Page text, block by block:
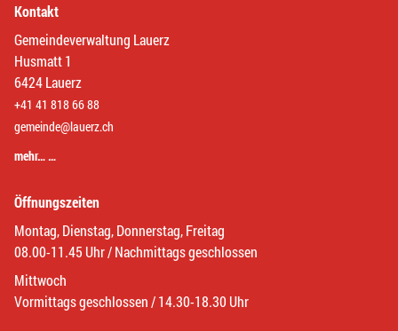
Kontakt
Gemeindeverwaltung Lauerz
Husmatt 1
6424 Lauerz
+41 41 818 66 88
gemeinde@lauerz.ch
mehr… …
Öffnungszeiten
Montag, Dienstag, Donnerstag, Freitag
08.00-11.45 Uhr / Nachmittags geschlossen
Mittwoch
Vormittags geschlossen / 14.30-18.30 Uhr